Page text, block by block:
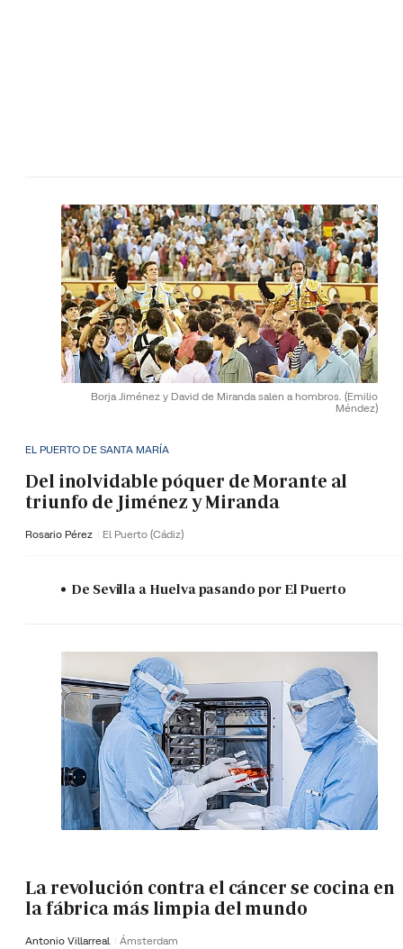
Borja Jiménez y David de Miranda salen a hombros. (Emilio
Méndez)
EL PUERTO DE SANTA MARÍA
Del inolvidable póquer de Morante al
triunfo de Jiménez y Miranda
Rosario Pérez El Puerto (Cádiz)
De Sevilla a Huelva pasando por El Puerto
La revolución contra el cáncer se cocina en
la fábrica más limpia del mundo
Antonio Villarreal Ámsterdam